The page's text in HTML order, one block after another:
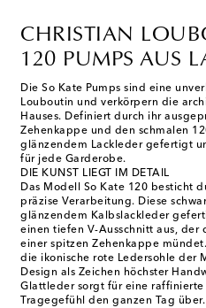
CHRISTIAN
120 PUMPS AUS
Die So Kate Pumps sind eine
Louboutin und verkörpern die
Hauses. Definiert durch ihr
Zehenkappe und den schmalen
glänzendem Lackleder gefertigt
für jede Garderobe.
DIE KUNST LIEGT IM DETAIL
Das Modell So Kate 120 besticht
präzise Verarbeitung. Diese
glänzendem Kalbslackleder
einen tiefen V-Ausschnitt aus, der
einer spitzen Zehenkappe
die ikonische rote Ledersohle der
Design als Zeichen höchster
Glattleder sorgt für eine raffinierte
Tragegefühl den ganzen Tag über.